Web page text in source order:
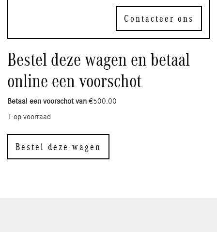
Contacteer ons
Bestel deze wagen en betaal
online een voorschot
Betaal een voorschot van €500.00
1 op voorraad
Bestel deze wagen